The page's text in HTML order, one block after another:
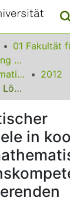
Institut für Entwicklung und Erforschung des Mathematikunterrichts
Beiträge zum Mathematikunterricht
2012
Effekte heuristischer Lösungsbeispiele in kooperativen Settings auf mathematische Argumentationskompetenz bei Lehramtsstudierenden
in